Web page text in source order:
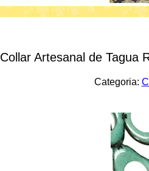
Collar Artesanal de Tagua
Categoria: